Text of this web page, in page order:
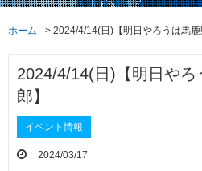
ホーム 2024/4/14(日)【明日やろうは馬鹿
2024/4/14(日)【明日やろ
郎】
イベント情報
2024/03/17